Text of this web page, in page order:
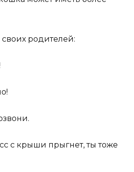
родителей:
с крыши прыгнет, ты тоже